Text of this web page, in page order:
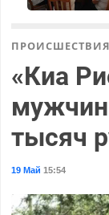
ПРОИСШЕСТВИЯ
«Киа
тысяч
19 Май 15:54